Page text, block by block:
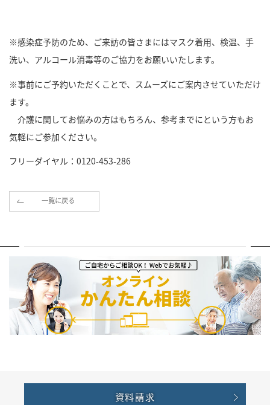
※感染症予防のため、ご来訪の皆さまにはマスク着用、検温、手
洗い、アルコール消毒等のご協力をお願いいたします。
※事前にご予約いただくことで、スムーズにご案内させていただけ
ます。
介護に関してお悩みの方はもちろん、参考までにという方もお
気軽にご参加ください。
フリーダイヤル：0120-453-286
一覧に戻る
資料請求